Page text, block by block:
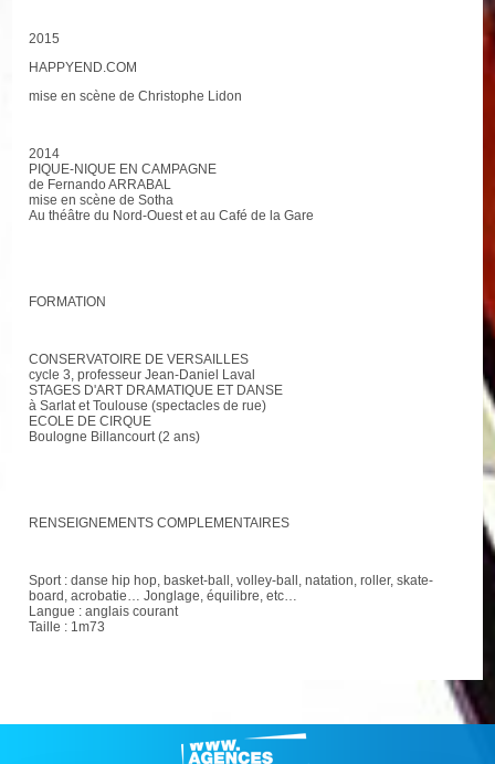
2015
HAPPYEND.COM
mise en scène de Christophe Lidon
2014
PIQUE-NIQUE EN CAMPAGNE
de Fernando ARRABAL
mise en scène de Sotha
Au théâtre du Nord-Ouest et au Café de la Gare
FORMATION
CONSERVATOIRE DE VERSAILLES
cycle 3, professeur Jean-Daniel Laval
STAGES D'ART DRAMATIQUE ET DANSE
à Sarlat et Toulouse (spectacles de rue)
ECOLE DE CIRQUE
Boulogne Billancourt (2 ans)
RENSEIGNEMENTS COMPLEMENTAIRES
Sport : danse hip hop, basket-ball, volley-ball, natation, roller, skate-
board, acrobatie… Jonglage, équilibre, etc…
Langue : anglais courant
Taille : 1m73